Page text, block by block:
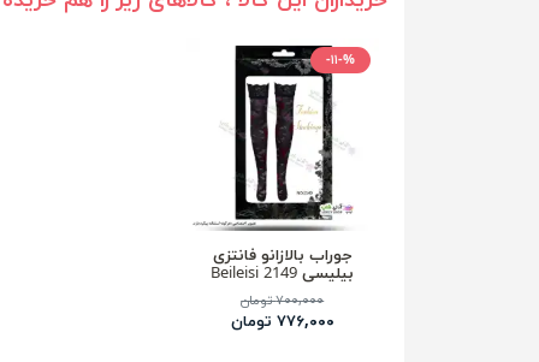
-۱۱-%
جوراب بالازانو فانتزی
بیلیسی Beileisi 2149
۷۰۰,۰۰۰ تومان
۷۷۶,۰۰۰ تومان